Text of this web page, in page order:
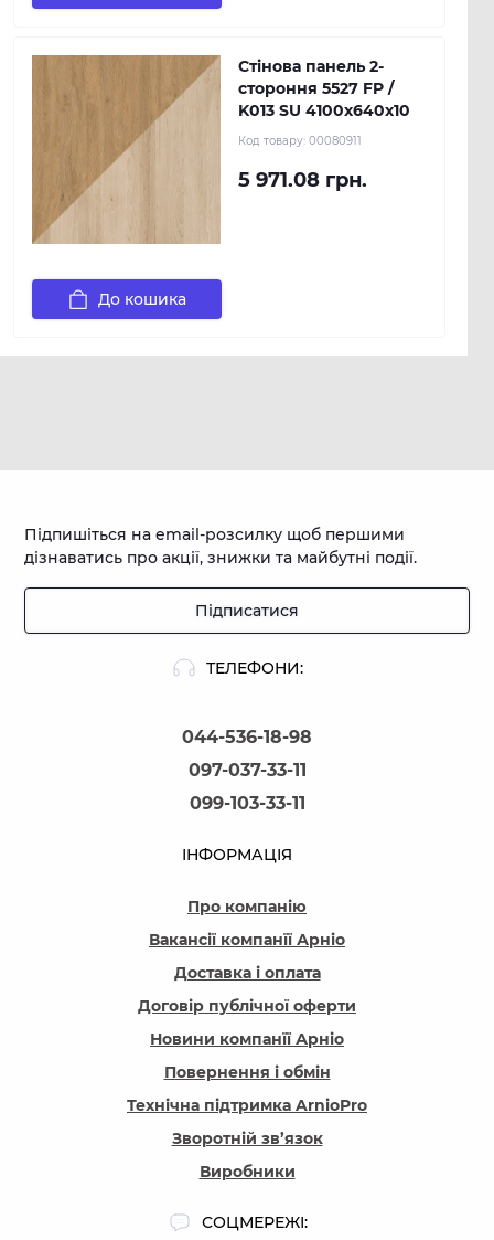
Стінова панель 2-
стороння 5527 FP /
K013 SU 4100х640х10
Код товару: 00080911
5 971.08 грн.
До кошика
ТЕЛЕФОНИ:
044-536-18-98
097-037-33-11
099-103-33-11
Підпишіться на email-розсилку щоб першими
дізнаватись про акції, знижки та майбутні події.
Підписатися
ІНФОРМАЦІЯ
Про компанію
Вакансії компанїї Арніо
Доставка і оплата
Договір публічної оферти
Новини компанїї Арніо
Повернення і обмін
Технічна підтримка ArnioPro
Зворотній зв’язок
Виробники
СОЦМЕРЕЖІ: